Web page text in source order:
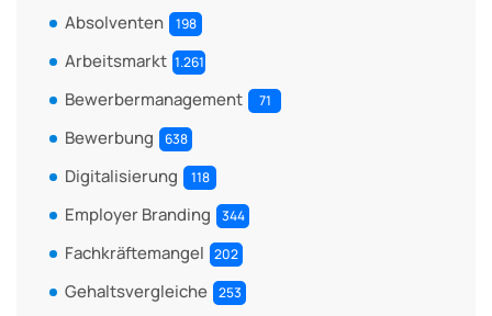
Absolventen 198
Arbeitsmarkt 1.261
Bewerbermanagement 71
Bewerbung 638
Digitalisierung 118
Employer Branding 344
Fachkräftemangel 202
Gehaltsvergleiche 253